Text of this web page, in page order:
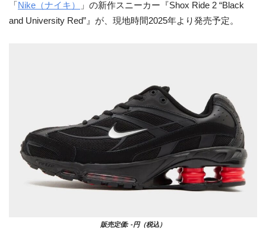
「 Nike（ナイキ）
」の新作スニーカー『Shox Ride 2 “Black
and University Red”』が、現地時間2025年より発売予定。
販売定価: -円（税込）